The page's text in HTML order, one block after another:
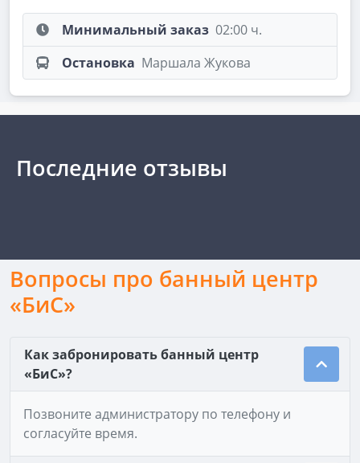
Минимальный заказ 02:00 ч.
Остановка Маршала Жукова
Последние отзывы
Вопросы про банный центр
«БиС»
Как забронировать банный центр
«БиС»?
Позвоните администратору по телефону и
согласуйте время.